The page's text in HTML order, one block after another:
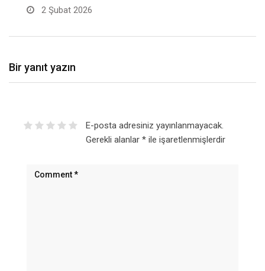
2 Şubat 2026
Bir yanıt yazın
E-posta adresiniz yayınlanmayacak.
Gerekli alanlar *ile işaretlenmişlerdir